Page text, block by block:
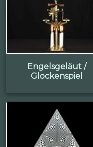
Engelsgeläut /
Glockenspiel